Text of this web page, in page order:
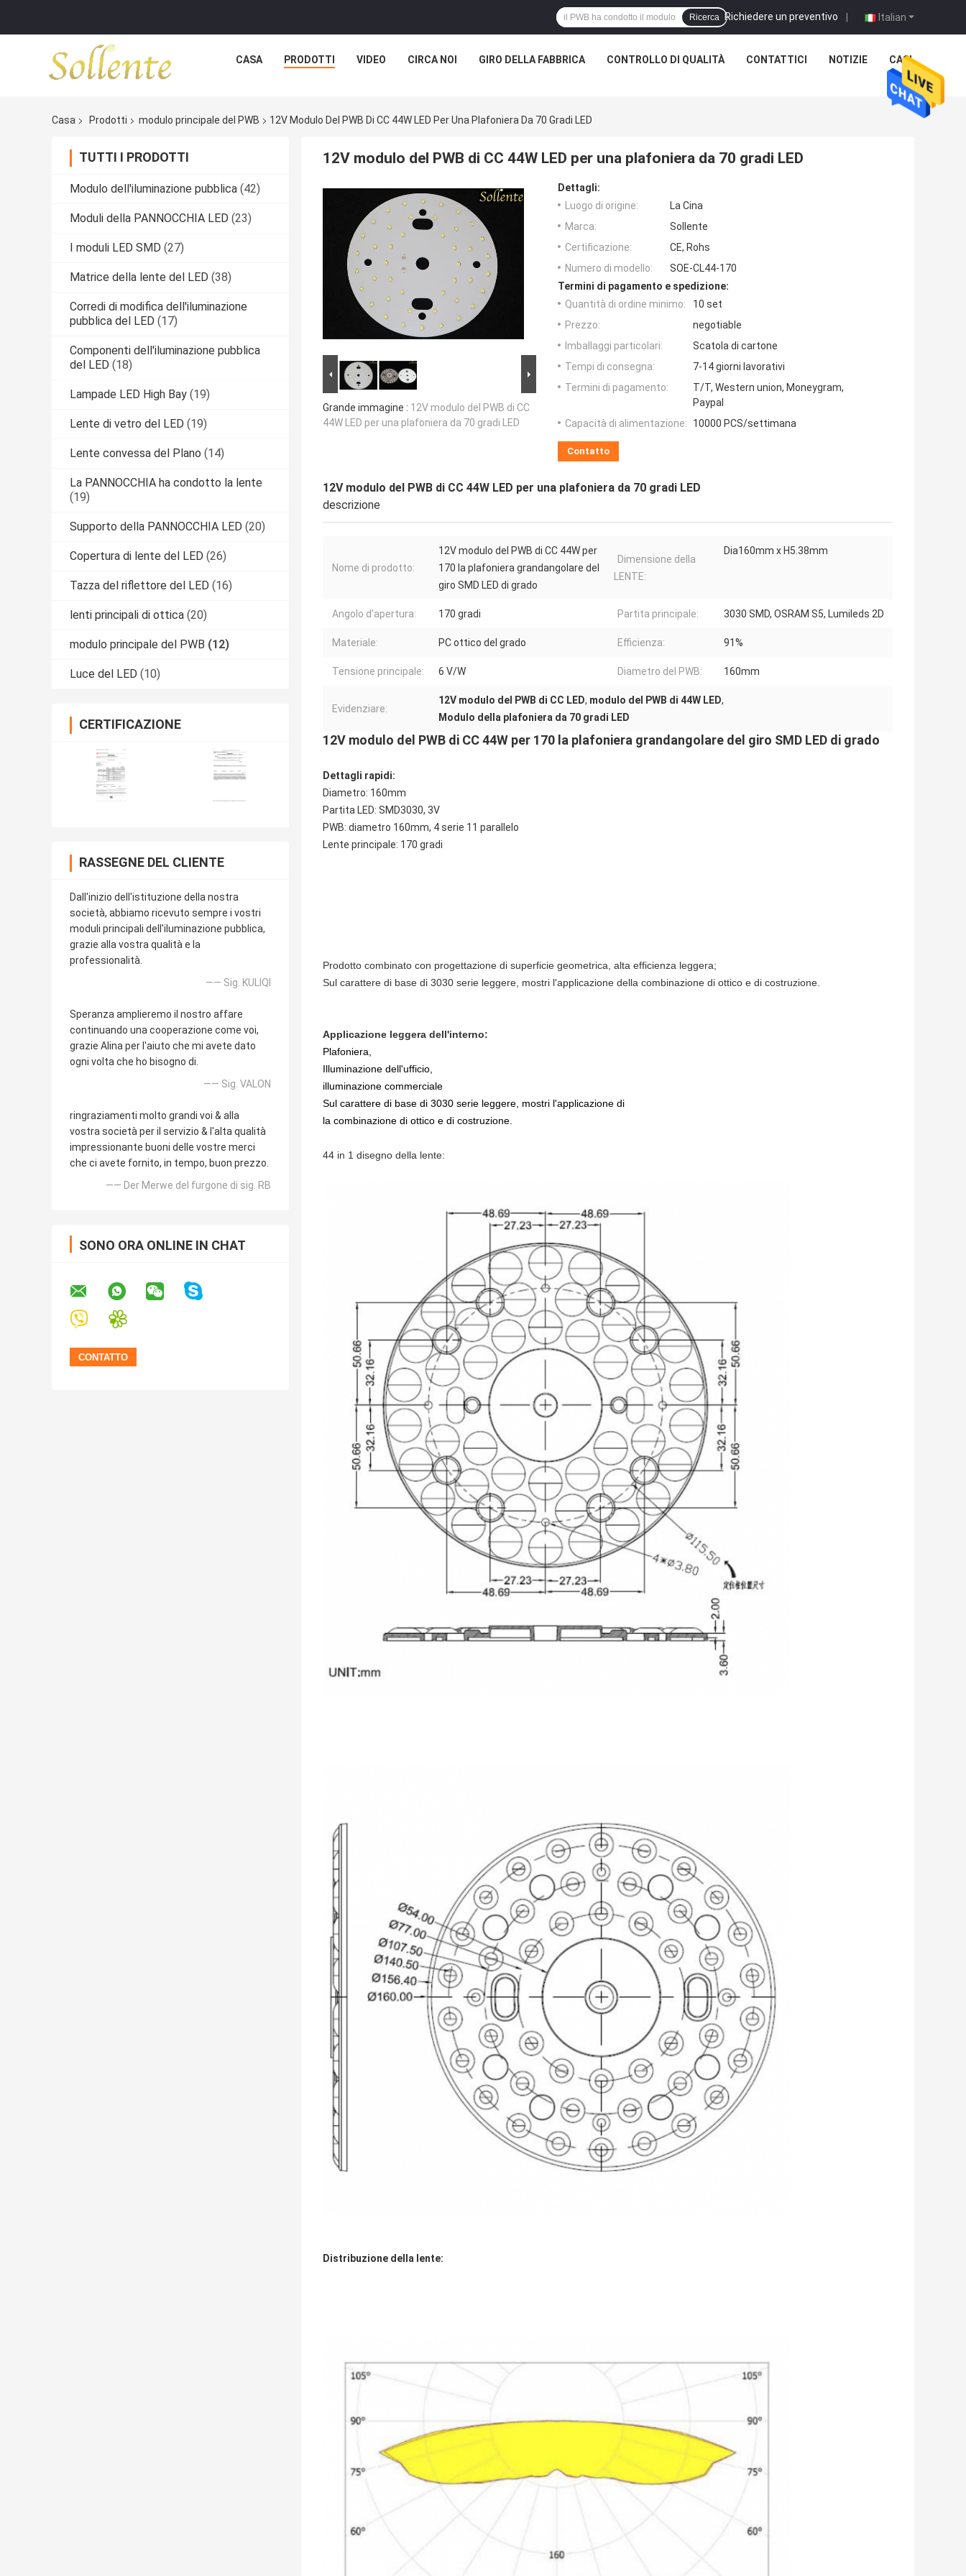
Italian
Richiedere un preventivo |
Ricerca
CASA PRODOTTI VIDEO CIRCA NOI GIRO DELLA FABBRICA CONTROLLO DI QUALITÀ CONTATTICI NOTIZIE CASI
Casa Prodotti modulo principale del PWB 12V Modulo Del PWB Di CC 44W LED Per Una Plafoniera Da 70 Gradi LED
TUTTI I PRODOTTI
Modulo dell'iluminazione pubblica (42)
Moduli della PANNOCCHIA LED (23)
I moduli LED SMD (27)
Matrice della lente del LED (38)
Corredi di modifica dell'iluminazione
pubblica del LED (17)
Componenti dell'iluminazione pubblica
del LED (18)
Lampade LED High Bay (19)
Lente di vetro del LED (19)
Lente convessa del Plano (14)
La PANNOCCHIA ha condotto la lente
(19)
Supporto della PANNOCCHIA LED (20)
Copertura di lente del LED (26)
Tazza del riflettore del LED (16)
lenti principali di ottica (20)
modulo principale del PWB (12)
Luce del LED (10)
CERTIFICAZIONE
RASSEGNE DEL CLIENTE
Dall'inizio dell'istituzione della nostra
società, abbiamo ricevuto sempre i vostri
moduli principali dell'iluminazione pubblica,
grazie alla vostra qualità e la
professionalità.
—— Sig. KULIQI
Speranza amplieremo il nostro affare
continuando una cooperazione come voi,
grazie Alina per l'aiuto che mi avete dato
ogni volta che ho bisogno di.
—— Sig. VALON
ringraziamenti molto grandi voi & alla
vostra società per il servizio & l'alta qualità
impressionante buoni delle vostre merci
che ci avete fornito, in tempo, buon prezzo.
—— Der Merwe del furgone di sig. RB
SONO ORA ONLINE IN CHAT
12V modulo del PWB di CC 44W LED per una plafoniera da 70 gradi LED
Grande immagine : 12V modulo del PWB di CC
44W LED per una plafoniera da 70 gradi LED
Dettagli:
Luogo di origine:
La Cina
Marca:
Sollente
Certificazione:
CE, Rohs
Numero di modello:
SOE-CL44-170
Termini di pagamento e spedizione:
Quantità di ordine minimo:
10 set
Prezzo:
negotiable
Imballaggi particolari:
Scatola di cartone
Tempi di consegna:
7-14 giorni lavorativi
Termini di pagamento:
T/T, Western union, Moneygram,
Paypal
Capacità di alimentazione:
10000 PCS/settimana
Contatto
12V modulo del PWB di CC 44W LED per una plafoniera da 70 gradi LED
descrizione
Nome di prodotto:
12V modulo del PWB di CC 44W per
170 la plafoniera grandangolare del
giro SMD LED di grado
Dimensione della
LENTE:
Dia160mm x H5.38mm
Angolo d'apertura: 170 gradi Partita principale: 3030 SMD, OSRAM S5, Lumileds 2D
Materiale: PC ottico del grado Efficienza: 91%
Tensione principale: 6 V/W Diametro del PWB: 160mm
Evidenziare:
12V modulo del PWB di CC LED, modulo del PWB di 44W LED,
Modulo della plafoniera da 70 gradi LED
12V modulo del PWB di CC 44W per 170 la plafoniera grandangolare del giro SMD LED di grado
Dettagli rapidi:
Diametro: 160mm
Partita LED: SMD3030, 3V
PWB: diametro 160mm, 4 serie 11 parallelo
Lente principale: 170 gradi
Prodotto combinato con progettazione di superficie geometrica, alta efficienza leggera;
Sul carattere di base di 3030 serie leggere, mostri l'applicazione della combinazione di ottico e di costruzione.
Applicazione leggera dell'interno:
Plafoniera,
Illuminazione dell'ufficio,
illuminazione commerciale
Sul carattere di base di 3030 serie leggere, mostri l'applicazione di
la combinazione di ottico e di costruzione.
44 in 1 disegno della lente:
Distribuzione della lente: